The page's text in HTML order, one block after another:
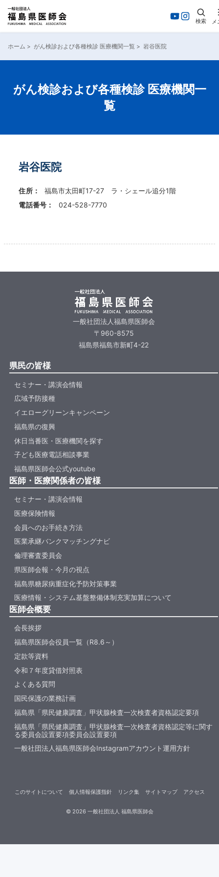
検索 メ
ホーム > がん検診および各種検診 医療機関一覧 > 岩谷医院
がん検診および各種検診 医療機関一
覧
岩谷医院
住所：
福島市太田町17-27 ラ・シェール追分1階
電話番号：
024-528-7770
一般社団法人福島県医師会
〒960-8575
福島県福島市新町4-22
県民の皆様
セミナー・講演会情報
広域予防接種
イエローグリーンキャンペーン
福島県の復興
休日当番医・医療機関を探す
子ども医療電話相談事業
福島県医師会公式youtube
医師・医療関係者の皆様
セミナー・講演会情報
医療保険情報
会員へのお手続き方法
医業承継バンクマッチングナビ
倫理審査委員会
県医師会報・今月の視点
福島県糖尿病重症化予防対策事業
医療情報・システム基盤整備体制充実加算について
医師会概要
会長挨拶
福島県医師会役員一覧（R8.6～）
定款等資料
令和７年度貸借対照表
よくある質問
国民保護の業務計画
福島県「県民健康調査」甲状腺検査一次検査者資格認定要項
福島県「県民健康調査」甲状腺検査一次検査者資格認定等に関す
る委員会設置要項委員会設置要項
一般社団法人福島県医師会Instagramアカウント運用方針
© 2026一般社団法人 福島県医師会
このサイトについて 個人情報保護指針 リンク集 サイトマップ アクセス